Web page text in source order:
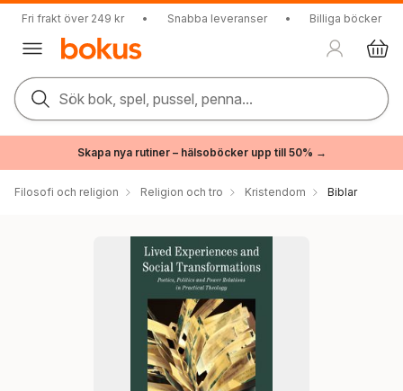
Fri frakt över 249 kr • Snabba leveranser • Billiga böcker
Sök bok, spel, pussel, penna...
Skapa nya rutiner – hälsoböcker upp till 50% →
Filosofi och religion Religion och tro Kristendom Biblar